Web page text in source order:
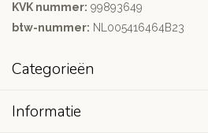
KVK nummer: 99893649
btw-nummer: NL005416464B23
Categorieën
Informatie